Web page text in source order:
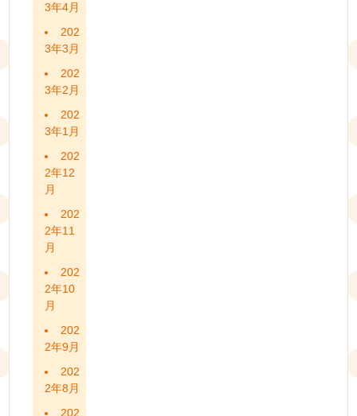
3年4月
202
3年3月
202
3年2月
202
3年1月
202
2年12
月
202
2年11
月
202
2年10
月
202
2年9月
202
2年8月
202